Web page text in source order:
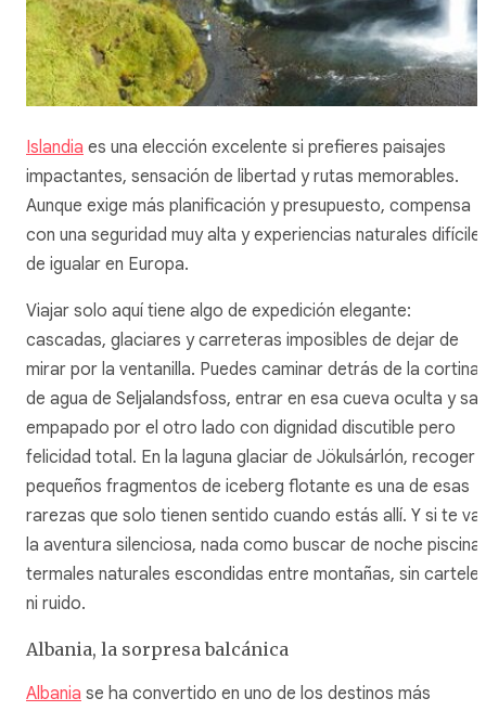
Islandia es una elección excelente si prefieres paisajes
impactantes, sensación de libertad y rutas memorables.
Aunque exige más planificación y presupuesto, compensa
con una seguridad muy alta y experiencias naturales
de igualar en Europa.
Viajar solo aquí tiene algo de expedición elegante:
cascadas, glaciares y carreteras imposibles de dejar de
mirar por la ventanilla. Puedes caminar detrás de la cortina
de agua de Seljalandsfoss, entrar en esa cueva oculta y
empapado por el otro lado con dignidad discutible pero
felicidad total. En la laguna glaciar de Jökulsárlón, recoger
pequeños fragmentos de iceberg flotante es una de esas
rarezas que solo tienen sentido cuando estás allí. Y si te va
la aventura silenciosa, nada como buscar de noche
termales naturales escondidas entre montañas, sin
ni ruido.
Albania, la sorpresa balcánica
Albania se ha convertido en uno de los destinos más